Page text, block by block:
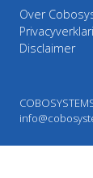
Over
Disclaimer